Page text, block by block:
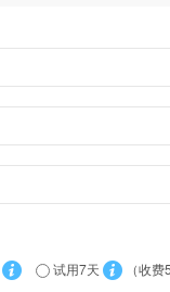
试用7天
（收费